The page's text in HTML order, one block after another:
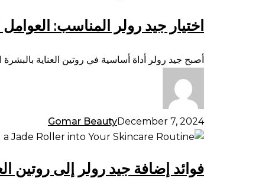
رولر
العوامل
التي
يجب
مراعاتها
عند
اختيارك
اختيار جيد رولر المناسب:
أصبح جيد رولر أداة أساسية في روتين العناية
Gomar BeautyDecember 7, 2024
فوائد
جيد
فوائد إضافة جيد رولر إلى روتين